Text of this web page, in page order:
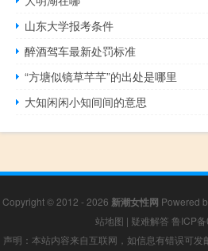
山东大学报考条件
醉酒驾车最新处罚标准
“方塘似镜草芊芊”的出处是哪里
大知闲闲小知间间的意思
Copyright © 2012 - 2026 新潮女性网 Powered
站地图 | 疑难解答 鲁ICP
声明：本站内容来自互联网，如信息有错误可